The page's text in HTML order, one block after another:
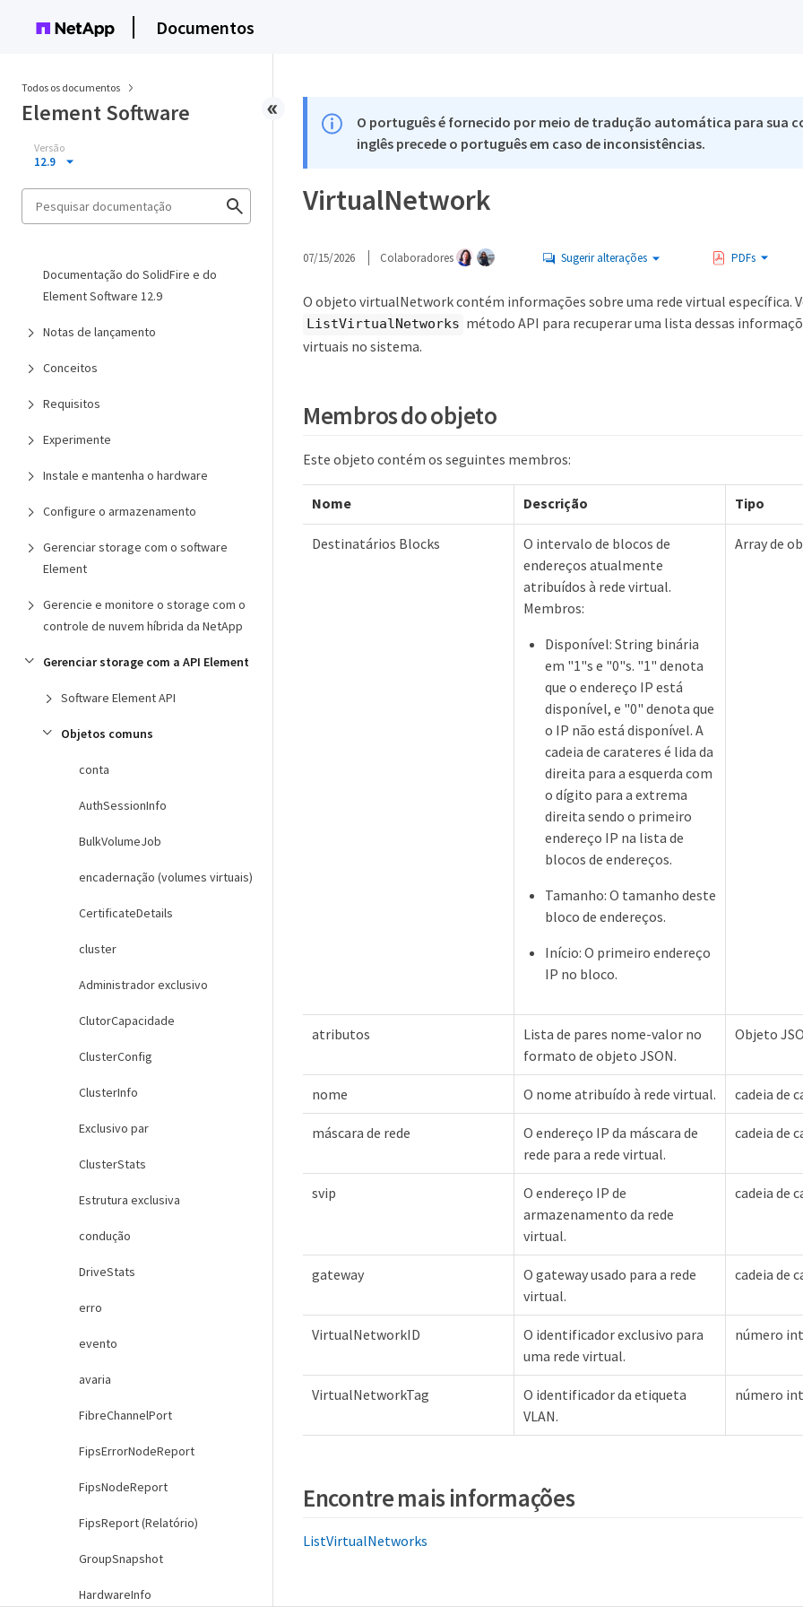
Documentos
Todos os documentos
Element Software
Versão
12.9
Documentação do SolidFire e do
Element Software 12.9
Notas de lançamento
Conceitos
Requisitos
Experimente
Instale e mantenha o hardware
Configure o armazenamento
Gerenciar storage com o software
Element
Gerencie e monitore o storage com o
controle de nuvem híbrida da NetApp
Gerenciar storage com a API Element
Software Element API
Objetos comuns
conta
AuthSessionInfo
BulkVolumeJob
encadernação (volumes virtuais)
CertificateDetails
cluster
Administrador exclusivo
ClutorCapacidade
ClusterConfig
ClusterInfo
Exclusivo par
ClusterStats
Estrutura exclusiva
condução
DriveStats
erro
evento
avaria
FibreChannelPort
FipsErrorNodeReport
FipsNodeReport
FipsReport (Relatório)
GroupSnapshot
HardwareInfo
O português é fornecido por meio de tradução automática para sua
inglês precede o português em caso de inconsistências.
VirtualNetwork
07/15/2026 Colaboradores Sugerir alterações PDFs
O objeto virtualNetwork contém informações sobre uma rede virtual específica.
ListVirtualNetworks método API para recuperar uma lista dessas
virtuais no sistema.
Membros do objeto
Este objeto contém os seguintes membros:
Nome Descrição Tipo
Destinatários Blocks
O intervalo de blocos de
endereços atualmente
atribuídos à rede virtual.
Membros:
Disponível: String binária
em "1"s e "0"s. "1" denota
que o endereço IP está
disponível, e "0" denota que
o IP não está disponível. A
cadeia de carateres é lida da
direita para a esquerda com
o dígito para a extrema
direita sendo o primeiro
endereço IP na lista de
blocos de endereços.
Tamanho: O tamanho deste
bloco de endereços.
Início: O primeiro endereço
IP no bloco.
Array de
atributos
Lista de pares nome-valor no
formato de objeto JSON.
Objeto
nome O nome atribuído à rede virtual. cadeia de
máscara de rede
O endereço IP da máscara de
rede para a rede virtual.
cadeia de
svip
O endereço IP de
armazenamento da rede
virtual.
cadeia de
gateway
O gateway usado para a rede
virtual.
cadeia de
VirtualNetworkID
O identificador exclusivo para
uma rede virtual.
número
VirtualNetworkTag
O identificador da etiqueta
VLAN.
número
Encontre mais informações
ListVirtualNetworks